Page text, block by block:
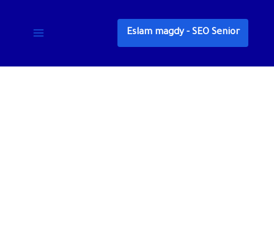
Eslam magdy - SEO Senior